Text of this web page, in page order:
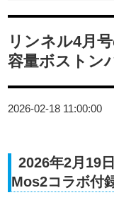
リンネル4月
容量ボストン
2026-02-18 11:00:00
2026年2月19
Mos2コラボ付